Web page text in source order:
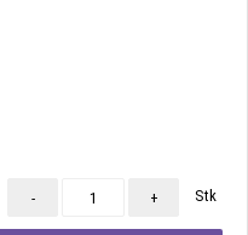
- + Stk